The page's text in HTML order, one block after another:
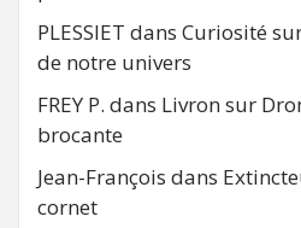
PLESSIET dans Curiosité
de notre univers
FREY P. dans Livron sur
brocante
Jean-François dans
cornet